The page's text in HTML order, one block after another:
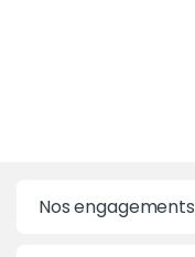
Nos engagements